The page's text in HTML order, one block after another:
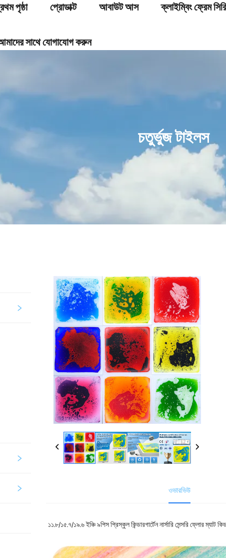
পৃষ্ঠা প্রোডাক্ট আবাউট আস ক্লাইম্বিং ফ্রেম
সাথে যোগাযোগ করুন
চতুর্ভুজ টাইলস
ওভারভিউ
১১.৮/১৫.৭/১৯.৬ ইঞ্চি ৯পিস প্রিস্কুল কিন্ডারগার্টেন নার্সারি সেন্সরি ফ্লোর